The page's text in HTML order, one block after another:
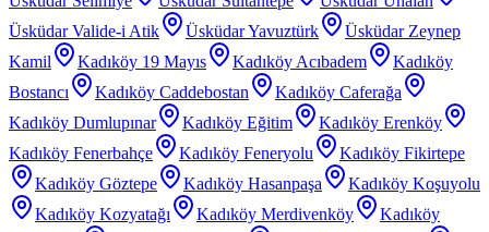
Üsküdar Valide-i Atik
Üsküdar Yavuztürk
Üsküdar Zeynep
Kamil
Kadıköy 19 Mayıs Kadıköy Acıbadem
Kadıköy
Bostancı
Kadıköy Caddebostan
Kadıköy Caferağa
Kadıköy Dumlupınar
Kadıköy Eğitim
Kadıköy Erenköy
Kadıköy Fenerbahçe
Kadıköy Feneryolu
Kadıköy Fikirtepe
Kadıköy Göztepe
Kadıköy Hasanpaşa
Kadıköy Koşuyolu
Kadıköy Kozyatağı
Kadıköy Merdivenköy
Kadıköy